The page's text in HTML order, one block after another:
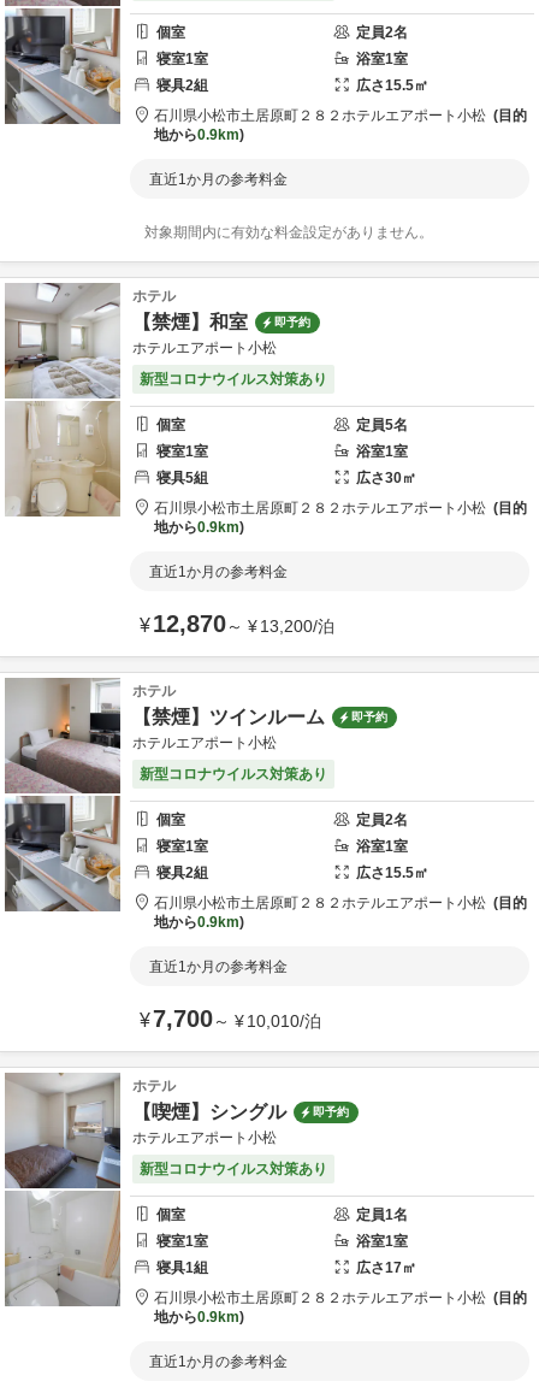
個室 定員2名
寝室1室 浴室1室
寝具2組 広さ15.5㎡
石川県小松市土居原町２８２ ホテルエアポート小松
目的
地から0.9km
直近1か月の参考料金
対象期間内に有効な料金設定がありません。
ホテル
【禁煙】和室 即予約
ホテルエアポート小松
新型コロナウイルス対策あり
個室 定員5名
寝室1室 浴室1室
寝具5組 広さ30㎡
石川県小松市土居原町２８２ ホテルエアポート小松
目的
地から0.9km
直近1か月の参考料金
¥12,870～ ¥13,200/泊
ホテル
【禁煙】ツインルーム 即予約
ホテルエアポート小松
新型コロナウイルス対策あり
個室 定員2名
寝室1室 浴室1室
寝具2組 広さ15.5㎡
石川県小松市土居原町２８２ ホテルエアポート小松
目的
地から0.9km
直近1か月の参考料金
¥7,700～ ¥10,010/泊
ホテル
【喫煙】シングル 即予約
ホテルエアポート小松
新型コロナウイルス対策あり
個室 定員1名
寝室1室 浴室1室
寝具1組 広さ17㎡
石川県小松市土居原町２８２ ホテルエアポート小松
目的
地から0.9km
直近1か月の参考料金